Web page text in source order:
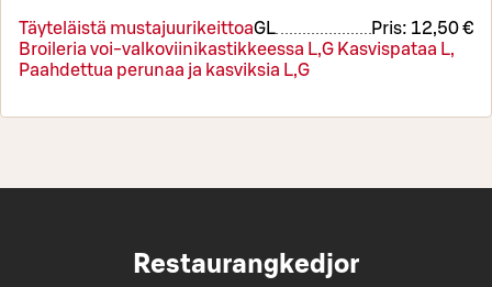
Täyteläistä mustajuurikeittoaGL Pris: 12,50 €
Broileria voi-valkoviinikastikkeessa L,G Kasvispataa L,
Paahdettua perunaa ja kasviksia L,G
Restaurangkedjor